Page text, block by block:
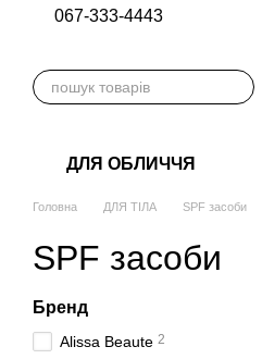
Перейти до основного контенту
067-333-4443
ДЛЯ ОБЛИЧЧЯ
Головна ДЛЯ ТІЛА SPF засоби
SPF засоби
Бренд
Alissa Beaute 2